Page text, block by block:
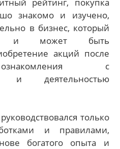
знакомо и изучено,
в бизнес, который
и может быть
акций после
с
и деятельностью
только
и правилами,
богатого опыта и